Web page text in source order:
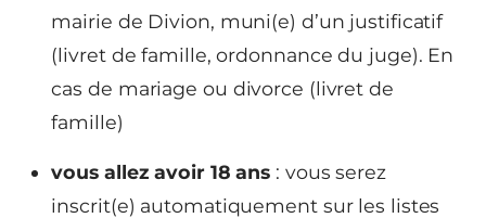
mairie de Divion, muni(e) d’un justificatif
(livret de famille, ordonnance du juge). En
cas de mariage ou divorce (livret de
famille)
vous allez avoir 18 ans : vous serez
inscrit(e) automatiquement sur les listes